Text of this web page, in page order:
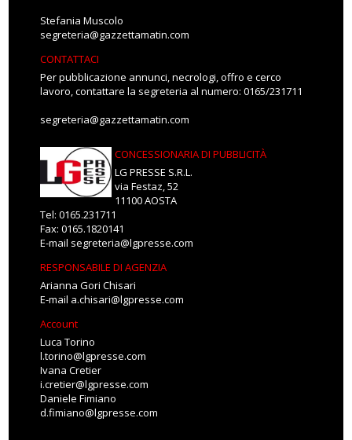
Stefania Muscolo
segreteria@gazzettamatin.com
CONTATTACI
Per pubblicazione annunci, necrologi, offro e cerco
lavoro, contattare la segreteria al numero: 0165/231711
segreteria@gazzettamatin.com
CONCESSIONARIA DI PUBBLICITÀ
LG PRESSE S.R.L.
via Festaz, 52
11100 AOSTA
Tel: 0165.231711
Fax: 0165.1820141
E-mail segreteria@lgpresse.com
RESPONSABILE DI AGENZIA
Arianna Gori Chisari
E-mail a.chisari@lgpresse.com
Account
Luca Torino
l.torino@lgpresse.com
Ivana Cretier
i.cretier@lgpresse.com
Daniele Fimiano
d.fimiano@lgpresse.com